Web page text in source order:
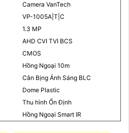
Camera VanTech
VP-1005A|T|C
1.3 MP
AHD CVI TVI BCS
CMOS
Hồng Ngoại 10m
Cân Bịng Ánh Sáng BLC
Dome Plastic
Thu hình Ổn Định
Hồng Ngoại Smart IR